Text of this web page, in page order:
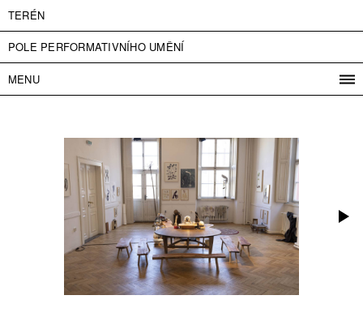
TERÉN
POLE PERFORMATIVNÍHO UMĚNÍ
MENU
VSTUPNÉ
PARTNEŘI
ENGLISH